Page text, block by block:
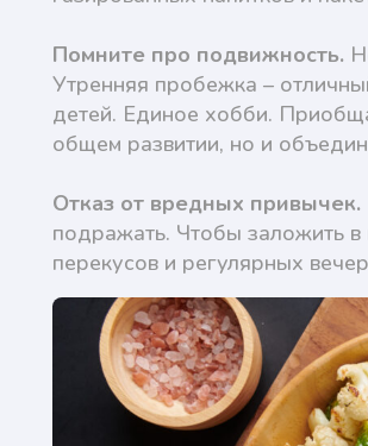
Помните про подвижность.
Утренняя пробежка –
детей. Единое хобби.
общем развитии, но и
Отказ от вредных привычек.
подражать. Чтобы заложить в
перекусов и регулярных